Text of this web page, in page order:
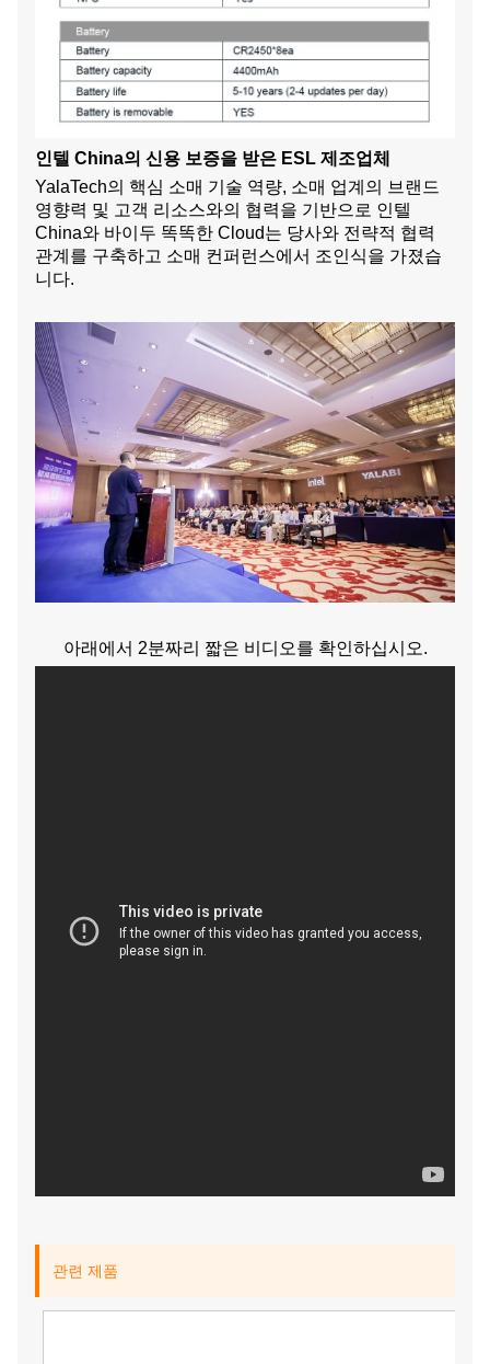
인텔 China의 신용 보증을 받은 ESL 제조업체
YalaTech의 핵심 소매 기술 역량, 소매 업계의 브랜드
영향력 및 고객 리소스와의 협력을 기반으로 인텔
China와 바이두 똑똑한 Cloud는 당사와 전략적 협력
관계를 구축하고 소매 컨퍼런스에서 조인식을 가졌습
니다.
아래에서 2분짜리 짧은 비디오를 확인하십시오.
관련 제품